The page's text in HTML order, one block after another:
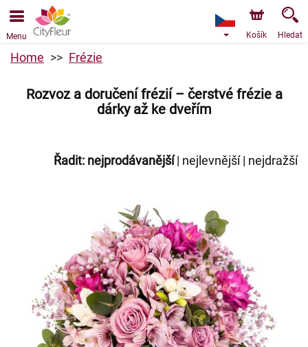
Objednávky přes e-shop přijímáme. Nejbližší možné
doručení je od 10.8.2026 z důvodu dovolené.
Menu Košík Hledat
Home Frézie
Rozvoz a doručení frézií – čerstvé frézie a
dárky až ke dveřím
Řadit: nejprodávanější| nejlevnější| nejdražší